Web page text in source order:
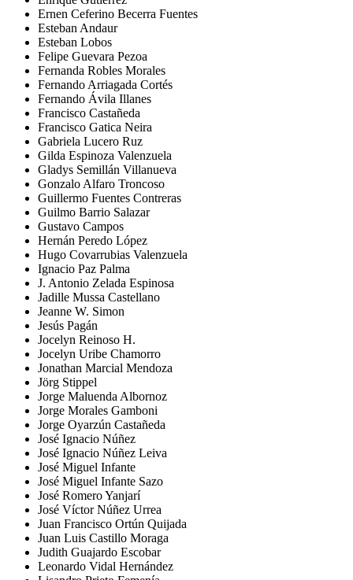
Ernen Ceferino Becerra Fuentes
Esteban Andaur
Esteban Lobos
Felipe Guevara Pezoa
Fernanda Robles Morales
Fernando Arriagada Cortés
Fernando Ávila Illanes
Francisco Castañeda
Francisco Gatica Neira
Gabriela Lucero Ruz
Gilda Espinoza Valenzuela
Gladys Semillán Villanueva
Gonzalo Alfaro Troncoso
Guillermo Fuentes Contreras
Guilmo Barrio Salazar
Gustavo Campos
Hernán Peredo López
Hugo Covarrubias Valenzuela
Ignacio Paz Palma
J. Antonio Zelada Espinosa
Jadille Mussa Castellano
Jeanne W. Simon
Jesús Pagán
Jocelyn Reinoso H.
Jocelyn Uribe Chamorro
Jonathan Marcial Mendoza
Jörg Stippel
Jorge Maluenda Albornoz
Jorge Morales Gamboni
Jorge Oyarzún Castañeda
José Ignacio Núñez
José Ignacio Núñez Leiva
José Miguel Infante
José Miguel Infante Sazo
José Romero Yanjarí
José Víctor Núñez Urrea
Juan Francisco Ortún Quijada
Juan Luis Castillo Moraga
Judith Guajardo Escobar
Leonardo Vidal Hernández